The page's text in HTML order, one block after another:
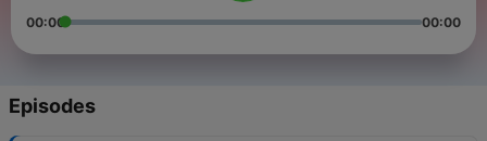
00:00 00:00
Episodes